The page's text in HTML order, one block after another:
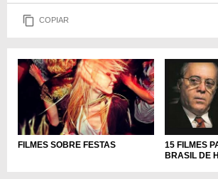
COPIAR
FILMES SOBRE FESTAS
15 FILMES
BRASIL DE